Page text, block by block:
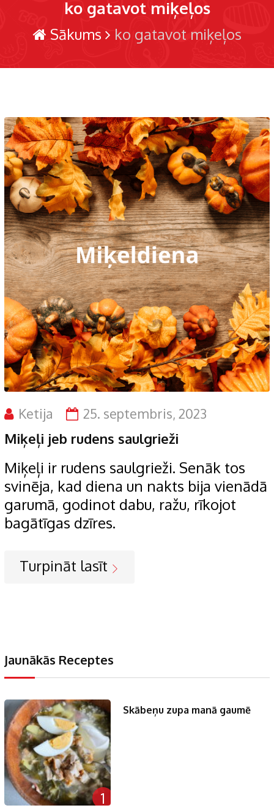
ko gatavot miķeļos
Sākums ko gatavot miķeļos
Ketija 25. septembris, 2023
Miķeļi jeb rudens saulgrieži
Miķeļi ir rudens saulgrieži. Senāk tos
svinēja, kad diena un nakts bija vienādā
garumā, godinot dabu, ražu, rīkojot
bagātīgas dzīres.
Turpināt lasīt
Jaunākās Receptes
1
Skābeņu zupa manā gaumē